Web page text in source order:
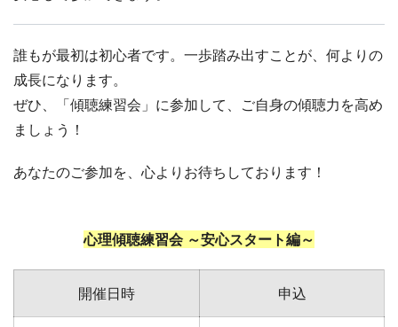
誰もが最初は初心者です。一歩踏み出すことが、何よりの
成長になります。
ぜひ、「傾聴練習会」に参加して、ご自身の傾聴力を高め
ましょう！
あなたのご参加を、心よりお待ちしております！
心理傾聴練習会 ～安心スタート編～
開催日時 申込